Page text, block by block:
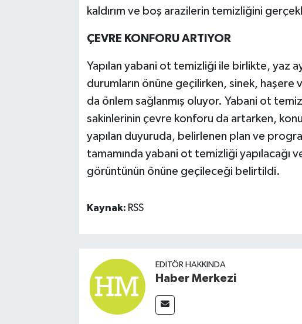
kaldırım ve boş arazilerin temizliğini
ÇEVRE KONFORU ARTIYOR
Yapılan yabani ot temizliği ile birlikte, yaz
durumların önüne geçilirken, sinek, haşere
da önlem sağlanmış oluyor. Yabani ot
sakinlerinin çevre konforu da artarken,
yapılan duyuruda, belirlenen plan ve
tamamında yabani ot temizliği yapılacağı
görüntünün önüne geçileceği belirtildi.
Kaynak: RSS
EDITÖR HAKKINDA
Haber Merkezi